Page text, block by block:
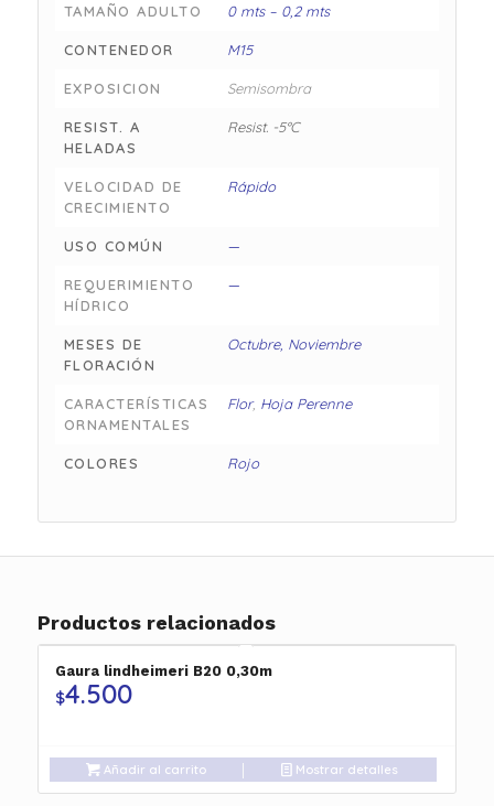
TAMAÑO ADULTO 0 mts – 0,2 mts
CONTENEDOR M15
EXPOSICION Semisombra
RESIST. A
HELADAS
Resist. -5°C
VELOCIDAD DE
CRECIMIENTO
Rápido
USO COMÚN —
REQUERIMIENTO
HÍDRICO
—
MESES DE
FLORACIÓN
Octubre, Noviembre
CARACTERÍSTICAS
ORNAMENTALES
Flor, Hoja Perenne
COLORES Rojo
Productos relacionados
Gaura lindheimeri B20 0,30m
$4.500
Añadir al carrito Mostrar detalles